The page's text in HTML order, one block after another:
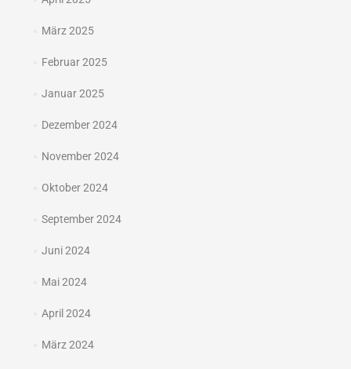
März 2025
Februar 2025
Januar 2025
Dezember 2024
November 2024
Oktober 2024
September 2024
Juni 2024
Mai 2024
April 2024
März 2024